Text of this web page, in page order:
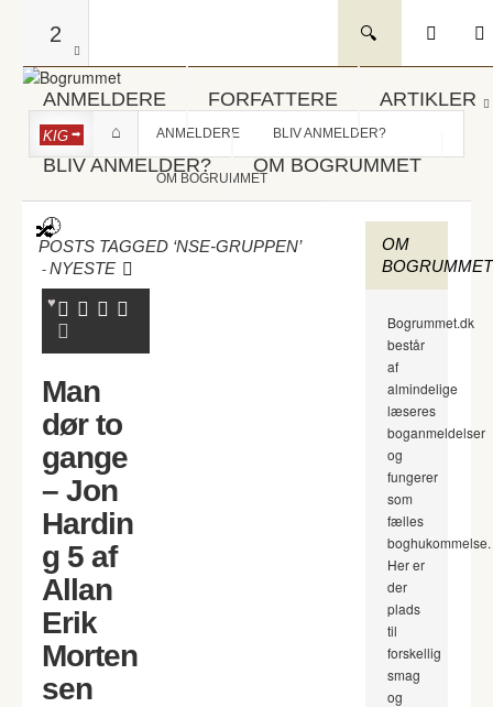
2
ANMELDERE FORFATTERE ARTIKLER
BLIV ANMELDER? OM BOGRUMMET
KIG ANMELDERE BLIV ANMELDER?
OM BOGRUMMET
POSTS TAGGED ‘NSE-GRUPPEN’
-NYESTE
Man
dør to
gange
– Jon
Hardin
g 5 af
Allan
Erik
Morten
sen
OM
BOGRUMMET
Bogrummet.dk
består
af
almindelige
læseres
boganmeldelser
og
fungerer
som
fælles
boghukommelse.
Her er
der
plads
til
forskellig
smag
og